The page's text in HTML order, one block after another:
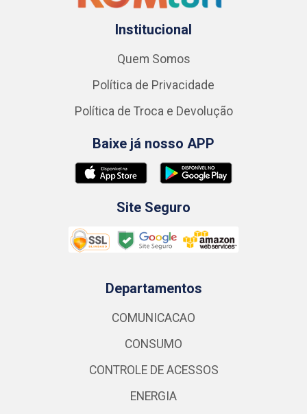
Institucional
Quem Somos
Política de Privacidade
Política de Troca e Devolução
Baixe já nosso APP
Site Seguro
Departamentos
COMUNICACAO
CONSUMO
CONTROLE DE ACESSOS
ENERGIA